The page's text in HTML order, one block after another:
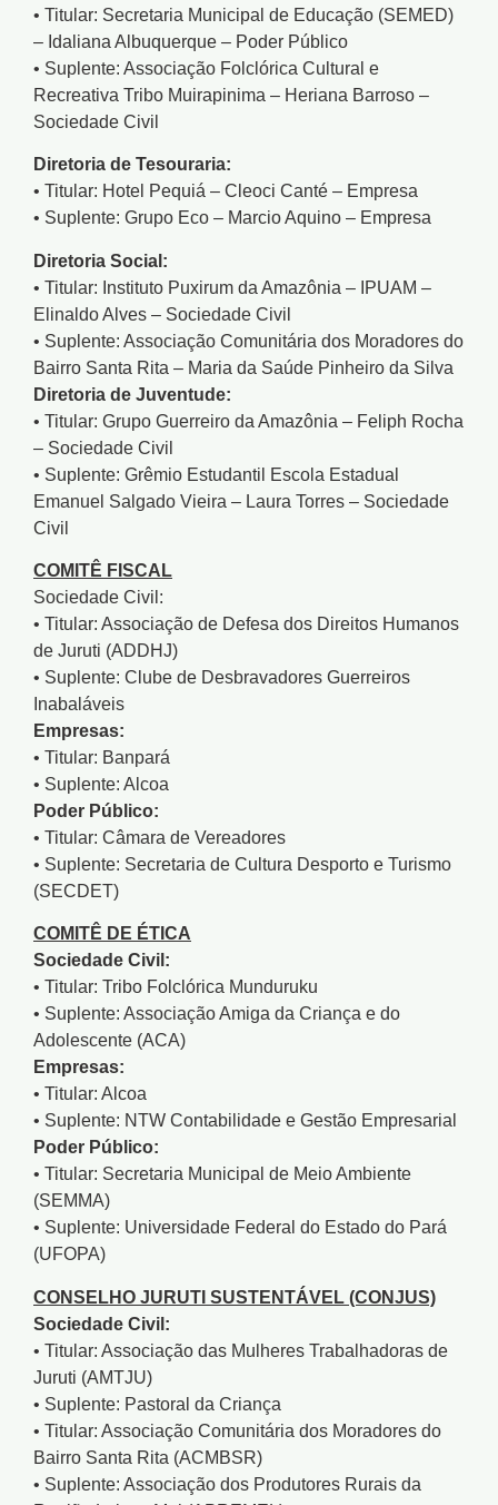
• Titular: Secretaria Municipal de Educação (SEMED)
– Idaliana Albuquerque – Poder Público
• Suplente: Associação Folclórica Cultural e
Recreativa Tribo Muirapinima – Heriana Barroso –
Sociedade Civil
Diretoria de Tesouraria:
• Titular: Hotel Pequiá – Cleoci Canté – Empresa
• Suplente: Grupo Eco – Marcio Aquino – Empresa
Diretoria Social:
• Titular: Instituto Puxirum da Amazônia – IPUAM –
Elinaldo Alves – Sociedade Civil
• Suplente: Associação Comunitária dos Moradores do
Bairro Santa Rita – Maria da Saúde Pinheiro da Silva
Diretoria de Juventude:
• Titular: Grupo Guerreiro da Amazônia – Feliph Rocha
– Sociedade Civil
• Suplente: Grêmio Estudantil Escola Estadual
Emanuel Salgado Vieira – Laura Torres – Sociedade
Civil
COMITÊ FISCAL
Sociedade Civil:
• Titular: Associação de Defesa dos Direitos Humanos
de Juruti (ADDHJ)
• Suplente: Clube de Desbravadores Guerreiros
Inabaláveis
Empresas:
• Titular: Banpará
• Suplente: Alcoa
Poder Público:
• Titular: Câmara de Vereadores
• Suplente: Secretaria de Cultura Desporto e Turismo
(SECDET)
COMITÊ DE ÉTICA
Sociedade Civil:
• Titular: Tribo Folclórica Munduruku
• Suplente: Associação Amiga da Criança e do
Adolescente (ACA)
Empresas:
• Titular: Alcoa
• Suplente: NTW Contabilidade e Gestão Empresarial
Poder Público:
• Titular: Secretaria Municipal de Meio Ambiente
(SEMMA)
• Suplente: Universidade Federal do Estado do Pará
(UFOPA)
CONSELHO JURUTI SUSTENTÁVEL (CONJUS)
Sociedade Civil:
• Titular: Associação das Mulheres Trabalhadoras de
Juruti (AMTJU)
• Suplente: Pastoral da Criança
• Titular: Associação Comunitária dos Moradores do
Bairro Santa Rita (ACMBSR)
• Suplente: Associação dos Produtores Rurais da